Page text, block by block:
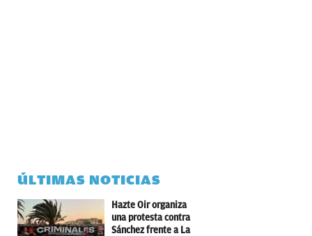
ÚLTIMAS NOTICIAS
Hazte Oir organiza
una protesta contra
Sánchez frente a La